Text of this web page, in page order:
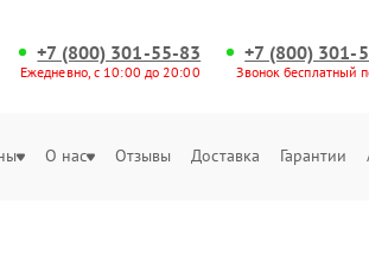
+7 (800) 301-55-83
Ежедневно, с 10:00 до 20:00
+7 (800) 301-
Звонок бесплатный
О нас Отзывы Доставка Гарантии